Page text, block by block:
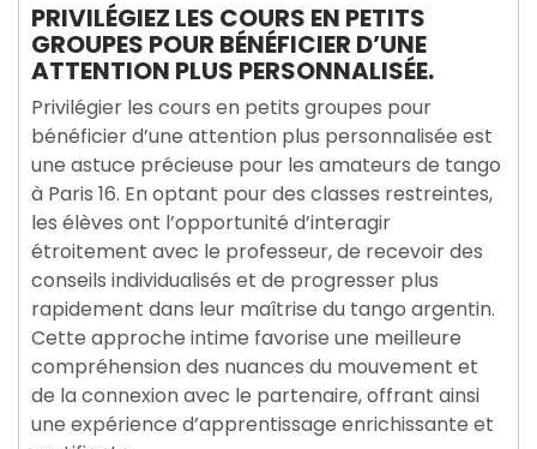
PRIVILÉGIEZ LES COURS EN PETITS
GROUPES POUR BÉNÉFICIER D’UNE
ATTENTION PLUS PERSONNALISÉE.
Privilégier les cours en petits groupes pour
bénéficier d’une attention plus personnalisée est
une astuce précieuse pour les amateurs de tango
à Paris 16. En optant pour des classes restreintes,
les élèves ont l’opportunité d’interagir
étroitement avec le professeur, de recevoir des
conseils individualisés et de progresser plus
rapidement dans leur maîtrise du tango argentin.
Cette approche intime favorise une meilleure
compréhension des nuances du mouvement et
de la connexion avec le partenaire, offrant ainsi
une expérience d’apprentissage enrichissante et